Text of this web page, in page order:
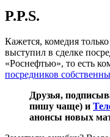
P.P.S.
Кажется, комедия
выступил в сделке
«Роснефтью», то есть
посредников
Друзья,
пишу чаще) и
анонсы новых